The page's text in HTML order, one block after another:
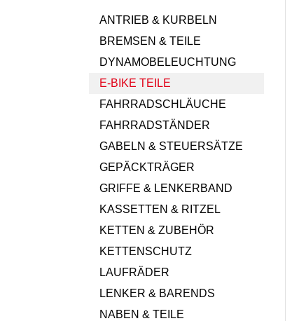
ANTRIEB & KURBELN
BREMSEN & TEILE
DYNAMOBELEUCHTUNG
E-BIKE TEILE
FAHRRADSCHLÄUCHE
FAHRRADSTÄNDER
GABELN & STEUERSÄTZE
GEPÄCKTRÄGER
GRIFFE & LENKERBAND
KASSETTEN & RITZEL
KETTEN & ZUBEHÖR
KETTENSCHUTZ
LAUFRÄDER
LENKER & BARENDS
NABEN & TEILE